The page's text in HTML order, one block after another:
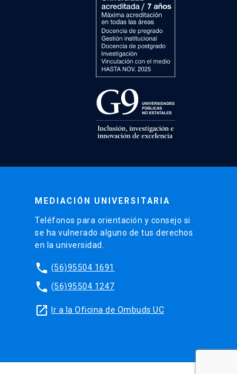
MEDIACIÓN UNIVERSITARIA
Teléfonos para orientación y consejo si
se ha vulnerado alguno de tus derechos
en la universidad.
phone (56)95504 1691
phone (56)95504 1247
launch Ir a la Oficina de Ombuds UC